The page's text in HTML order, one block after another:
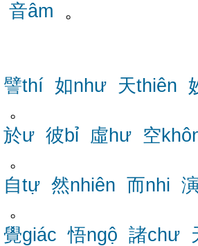
音âm 。
譬thí 如như 天thiên
。
於ư 彼bỉ 虛hư 空
。
自tự 然nhiên 而nhi
。
覺giác 悟ngộ 諸chư